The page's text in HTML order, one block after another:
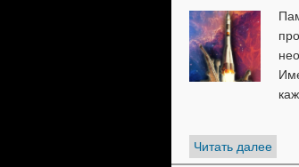
Читать далее